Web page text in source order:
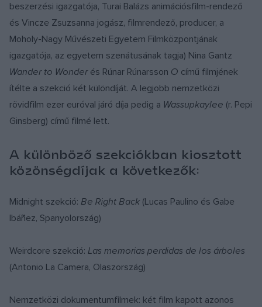
beszerzési igazgatója, Turai Balázs animációsfilm-rendező
és Vincze Zsuzsanna jogász, filmrendező, producer, a
Moholy-Nagy Művészeti Egyetem Filmközpontjának
igazgatója, az egyetem szenátusának tagja) Nina Gantz
Wander to Wonder és Rúnar Rúnarsson O című filmjének
ítélte a szekció két különdíját. A legjobb nemzetközi
rövidfilm ezer euróval járó díja pedig a Wassupkaylee (r. Pepi
Ginsberg) című filmé lett.
A különböző szekciókban kiosztott
közönségdíjak a következők:
Midnight szekció: Be Right Back (Lucas Paulino és Gabe
Ibáñez, Spanyolország)
Weirdcore szekció: Las memorias perdidas de los árboles
(Antonio La Camera, Olaszország)
Nemzetközi dokumentumfilmek: két film kapott azonos